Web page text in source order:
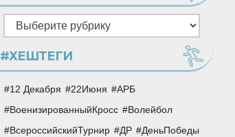
Рубрики
#ХЕШТЕГИ
12 Декабря 22Июня
АРБ
ВоенизированныйКросс
Волейбол
ВсероссийскийТурнир
ДР
ДеньПобеды